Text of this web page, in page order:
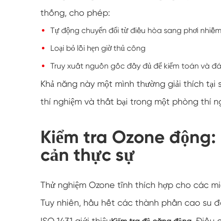
thống, cho phép:
Tự động chuyển đổi từ điều hòa sang phơi
Loại bỏ lỗi hẹn giờ thủ công
Truy xuất nguồn gốc đầy đủ để kiểm toán và
Khả năng này một mình thường giải thích
thí nghiệm và thất bại trong một phòng thí
Kiểm tra Ozone
cản thực sự
Thử nghiệm Ozone tĩnh thích hợp cho các
Tuy nhiên, hầu hết các thành phần cao su